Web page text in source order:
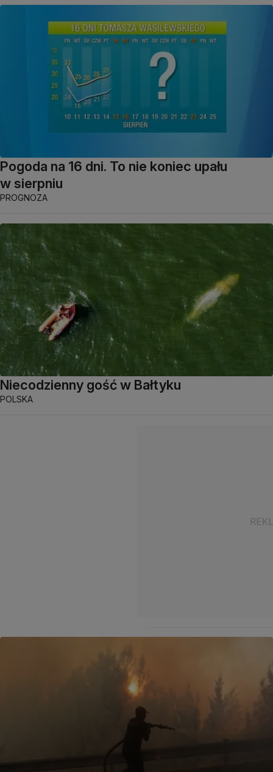
Pogoda na 16 dni. To nie koniec upału
w sierpniu
PROGNOZA
Niecodzienny gość w Bałtyku
POLSKA